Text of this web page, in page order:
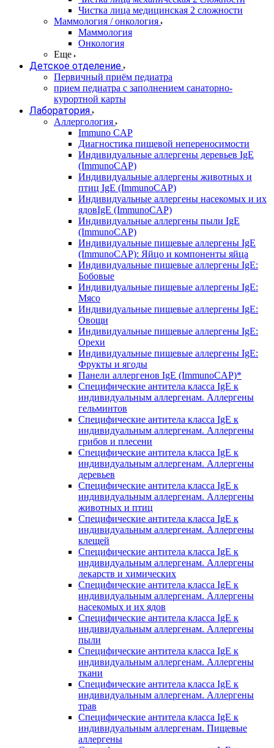
Чистка лица медицинская 2 сложности
Маммология / онкология
Маммология
Онкология
Еще
Детское отделение
Первичный приём педиатра
прием педиатра с заполнением санаторно-
курортной карты
Лаборатория
Аллергология
Immuno CAP
Диагностика пищевой непереносимости
Индивидуальные аллергены деревьев IgE
(ImmunoCAP)
Индивидуальные аллергены животных и
птиц IgE (ImmunoCAP)
Индивидуальные аллергены насекомых и их
ядовIgE (ImmunoCAP)
Индивидуальные аллергены пыли IgE
(ImmunoCAP)
Индивидуальные пищевые аллергены IgE
(ImmunoCAP): Яйцо и компоненты яйца
Индивидуальные пищевые аллергены IgE:
Бобовые
Индивидуальные пищевые аллергены IgE:
Мясо
Индивидуальные пищевые аллергены IgE:
Овощи
Индивидуальные пищевые аллергены IgE:
Орехи
Индивидуальные пищевые аллергены IgE:
Фрукты и ягоды
Панели аллергенов IgE (ImmunoCAP)*
Специфические антитела класса IgE к
индивидуальным аллергенам. Аллергены
гельминтов
Специфические антитела класса IgE к
индивидуальным аллергенам. Аллергены
грибов и плесени
Специфические антитела класса IgE к
индивидуальным аллергенам. Аллергены
деревьев
Специфические антитела класса IgE к
индивидуальным аллергенам. Аллергены
животных и птиц
Специфические антитела класса IgE к
индивидуальным аллергенам. Аллергены
клещей
Специфические антитела класса IgE к
индивидуальным аллергенам. Аллергены
лекарств и химических
Специфические антитела класса IgE к
индивидуальным аллергенам. Аллергены
насекомых и их ядов
Специфические антитела класса IgE к
индивидуальным аллергенам. Аллергены
пыли
Специфические антитела класса IgE к
индивидуальным аллергенам. Аллергены
ткани
Специфические антитела класса IgE к
индивидуальным аллергенам. Аллергены
трав
Специфические антитела класса IgE к
индивидуальным аллергенам. Пищевые
аллергены